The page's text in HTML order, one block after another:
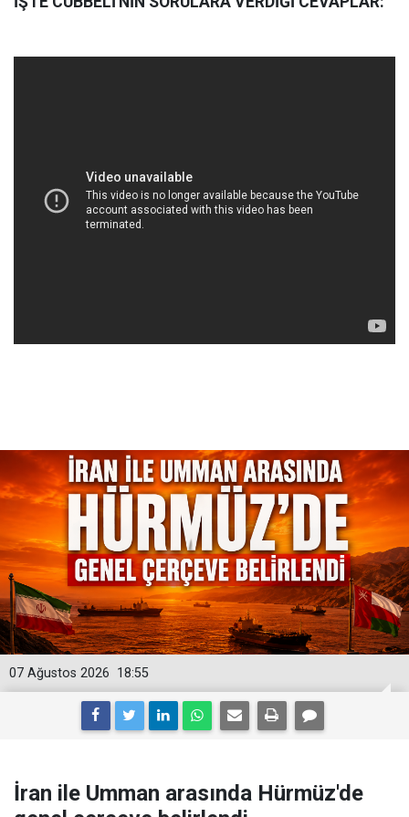
18:55
07 Ağustos 2026
İran ile Umman arasında Hürmüz'de